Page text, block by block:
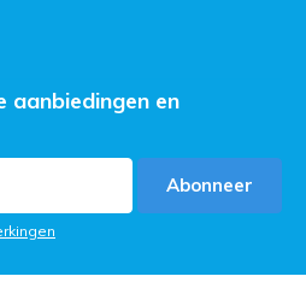
aanbiedingen en
Abonneer